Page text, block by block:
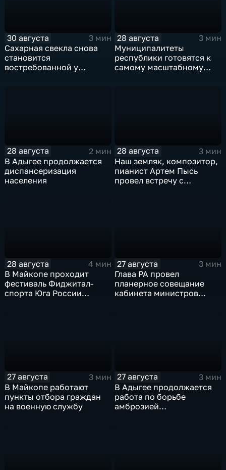
30 августа
3 мин
Сахарная свекла снова
становится
востребованной у
28 августа
3 мин
Муниципалитеты
республики готовятся к
самому масштабному
28 августа
2 мин
В Адыгее продолжается
диспансеризация
населения
28 августа
3 мин
Наш земляк, композитор,
пианист Артем Пысь
провел встречу с
28 августа
4 мин
В Майкопе проходит
фестиваль Фиджитал-
спорта Юга России
27 августа
3 мин
Глава РА провел
планерное совещание
кабинета министров
27 августа
3 мин
В Майкопе работают
пункты отбора граждан
на военную службу
27 августа
3 мин
В Адыгее продолжается
работа по борьбе
амброзией